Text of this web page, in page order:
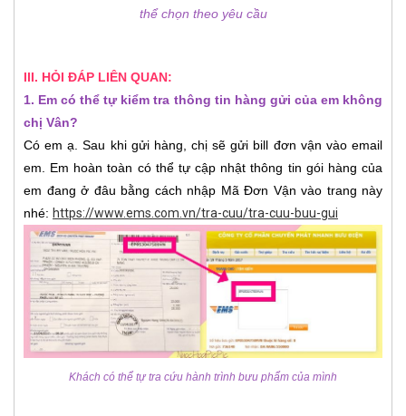
thể chọn theo yêu cầu
III. HỎI ĐÁP LIÊN QUAN:
1. Em có thể tự kiểm tra thông tin hàng gửi của em không
chị Vân?
Có em ạ. Sau khi gửi hàng, chị sẽ gửi bill đơn vận vào email
em. Em hoàn toàn có thể tự cập nhật thông tin gói hàng của
em đang ở đâu bằng cách nhập Mã Đơn Vận vào trang này
nhé: https://www.ems.com.vn/tra-cuu/tra-cuu-buu-gui
Khách có thể tự tra cứu hành trình bưu phẩm của mình